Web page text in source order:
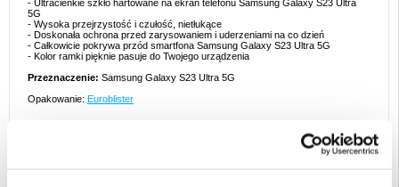
- Ultracienkie szkło hartowane na ekran telefonu Samsung Galaxy S23 Ultra
5G
- Wysoka przejrzystość i czułość, nietłukące
- Doskonała ochrona przed zarysowaniem i uderzeniami na co dzień
- Całkowicie pokrywa przód smartfona Samsung Galaxy S23 Ultra 5G
- Kolor ramki pięknie pasuje do Twojego urządzenia
Przeznaczenie: Samsung Galaxy S23 Ultra 5G
Opakowanie: Euroblister